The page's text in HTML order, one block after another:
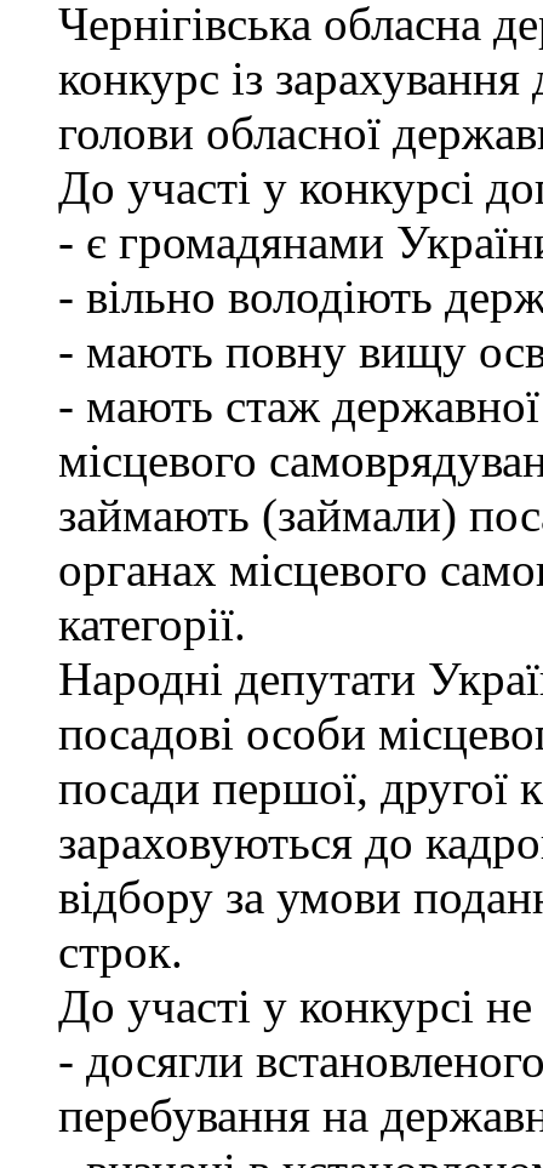
Чернігівська обласна
конкурс із
голови обласної
До участі у конкурсі
- є громадянами
- вільно володіють
- мають повну вищу
- мають стаж
місцевого
займають (займали)
органах місцевого
категорії.
Народні депутати
посадові особи
посади першої, другої
зараховуються до
відбору за умови
строк.
До участі у конкурсі
- досягли
перебування на